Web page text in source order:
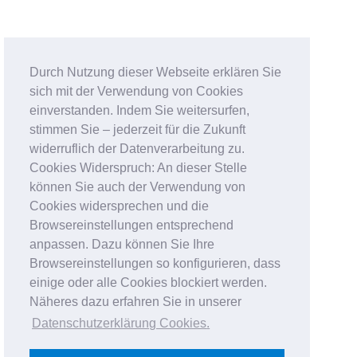
Durch Nutzung dieser Webseite erklären Sie
sich mit der Verwendung von Cookies
einverstanden. Indem Sie weitersurfen,
stimmen Sie – jederzeit für die Zukunft
widerruflich der Datenverarbeitung zu.
Cookies Widerspruch: An dieser Stelle
können Sie auch der Verwendung von
Cookies widersprechen und die
Browsereinstellungen entsprechend
anpassen. Dazu können Sie Ihre
Browsereinstellungen so konfigurieren, dass
einige oder alle Cookies blockiert werden.
Näheres dazu erfahren Sie in unserer
Datenschutzerklärung Cookies.